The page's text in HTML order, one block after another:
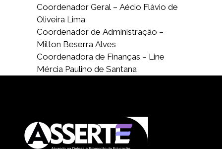
Coordenador Geral – Aécio Flávio de
Oliveira Lima
Coordenador de Administração –
Milton Beserra Alves
Coordenadora de Finanças – Line
Mércia Paulino de Santana